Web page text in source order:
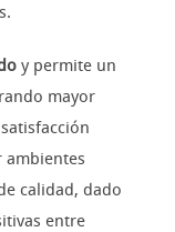
y permite un
mayor
ambientes
calidad, dado
entre